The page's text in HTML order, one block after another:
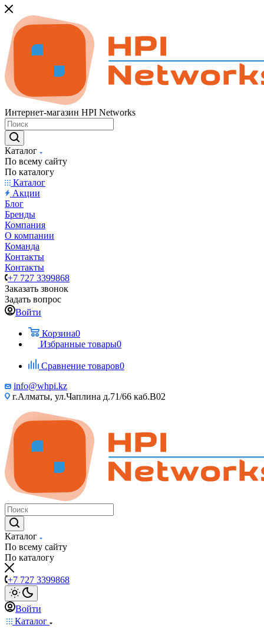
Интернет-магазин HPI Networks
Каталог
По всему сайту
По каталогу
Каталог
Акции
Блог
Бренды
Компания
О компании
Команда
Контакты
Контакты
+7 727 3399868
Заказать звонок
Задать вопрос
Войти
Корзина0
Избранные товары0
Сравнение товаров0
info@whpi.kz
г.Алматы, ул.Чаплина д.71/66 каб.B02
Каталог
По всему сайту
По каталогу
+7 727 3399868
Войти
Каталог